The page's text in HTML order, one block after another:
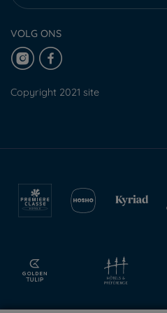
VOLG ONS
Copyright 2021 site